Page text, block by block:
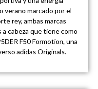
verano marcado por el
rey, ambas marcas
cabeza que tiene como
F50 Formotion, una
adidas Originals.